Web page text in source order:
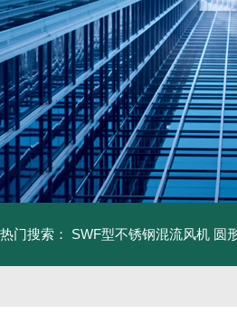
热门搜索： SWF型不锈钢混流风机 圆